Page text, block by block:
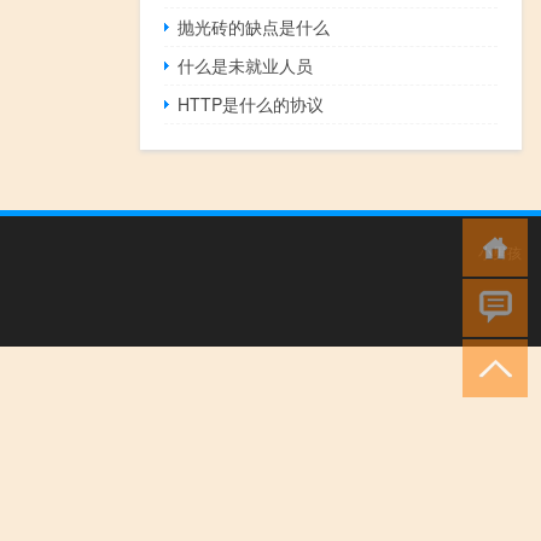
抛光砖的缺点是什么
什么是未就业人员
HTTP是什么的协议
小男孩